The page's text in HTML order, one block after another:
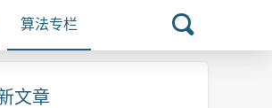
算法专栏
文章